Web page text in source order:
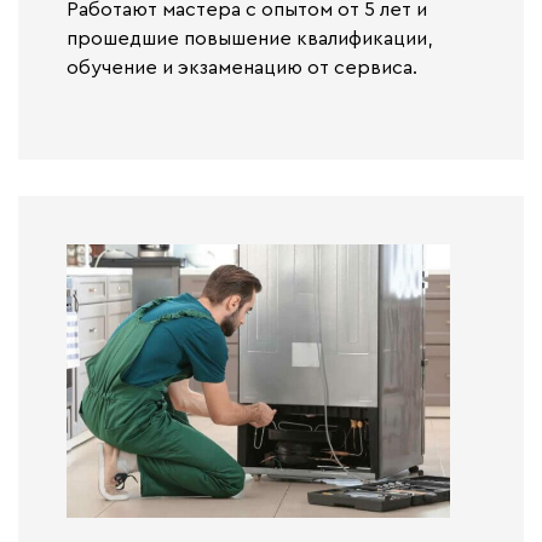
Работают мастера с опытом от 5 лет и
прошедшие повышение квалификации,
обучение и экзаменацию от сервиса.